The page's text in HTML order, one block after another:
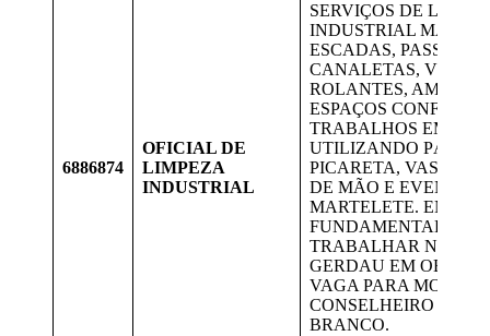
6886874
OFICIAL DE
LIMPEZA
INDUSTRIAL
SERVIÇOS DE
INDUSTRIAL
ESCADAS,
CANALETAS, VIGAS
ROLANTES,
ESPAÇOS
TRABALHOS EM
UTILIZANDO PÁ,
PICARETA,
DE MÃO E
MARTELETE. ENSINO
FUNDAMENTAL
TRABALHAR NA
GERDAU EM OB.
VAGA PARA
CONSELHEIRO
BRANCO.